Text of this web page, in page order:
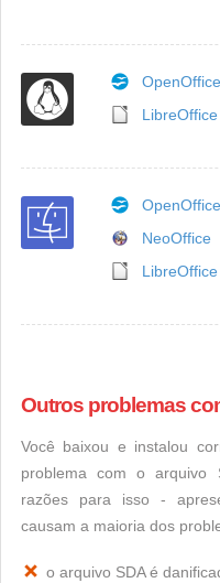
LibreOffice
NeoOffice
LibreOffice
Outros problemas
Você baixou e instalou
problema com o arquivo
razões para isso -
causam a maioria dos
o arquivo SDA é